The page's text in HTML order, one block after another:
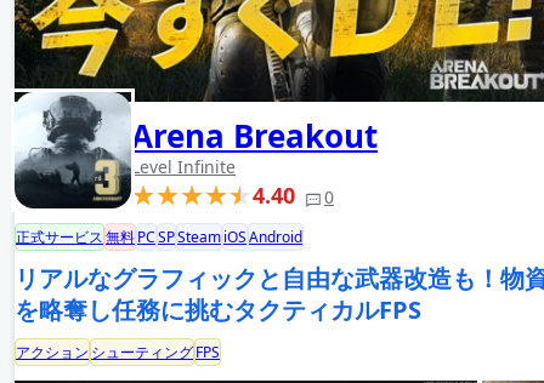
Arena Breakout
Level Infinite
4.40 0
正式サービス無料PCSPSteamiOSAndroid
リアルなグラフィックと自由な武器改造も！物
を略奪し任務に挑むタクティカルFPS
アクション シューティングFPS